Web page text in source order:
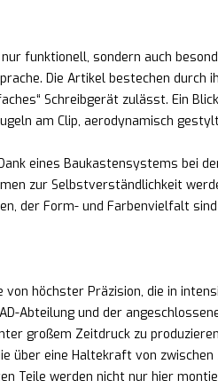
funktionell, sondern auch
Die Artikel bestechen
Schreibgerät zulässt. Ein
am Clip, aerodynamisch
eines Baukastensystems bei
Selbstverständlichkeit werden
der Form- und Farbenvielfalt
höchster Präzision, die in
Abteilung und der
großem Zeitdruck zu
über eine Haltekraft von
Teile werden nicht nur hier